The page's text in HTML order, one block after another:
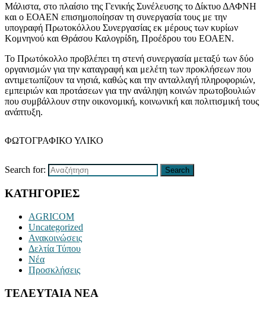
Μάλιστα, στο πλαίσιο της Γενικής Συνέλευσης το Δίκτυο ΔΑΦΝΗ
και ο ΕΟΑΕΝ επισημοποίησαν τη συνεργασία τους με την
υπογραφή Πρωτοκόλλου Συνεργασίας εκ μέρους των κυρίων
Κομνηνού και Θράσου Καλογρίδη, Προέδρου του ΕΟΑΕΝ.
Το Πρωτόκολλο προβλέπει τη στενή συνεργασία μεταξύ των δύο
οργανισμών για την καταγραφή και μελέτη των προκλήσεων που
αντιμετωπίζουν τα νησιά, καθώς και την ανταλλαγή πληροφοριών,
εμπειριών και προτάσεων για την ανάληψη κοινών πρωτοβουλιών
που συμβάλλουν στην οικονομική, κοινωνική και πολιτισμική τους
ανάπτυξη.
ΦΩΤΟΓΡΑΦΙΚΟ ΥΛΙΚΟ
Search for: Search
ΚΑΤΗΓΟΡΙΕΣ
AGRICOM
Uncategorized
Ανακοινώσεις
Δελτία Τύπου
Νέα
Προσκλήσεις
ΤΕΛΕΥΤΑΙΑ ΝΕΑ